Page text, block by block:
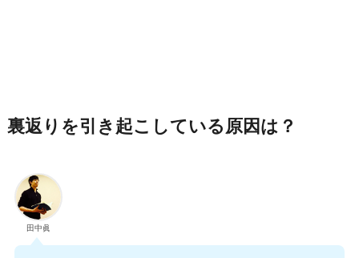
裏返りを引き起こしている原因は？
田中眞